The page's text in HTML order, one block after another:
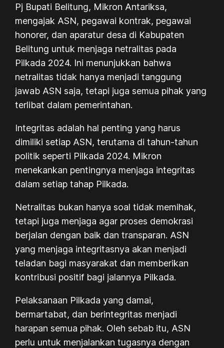
Pj Bupati Belitung, Mikron Antariksa,
mengajak ASN, pegawai kontrak, pegawai
honorer, dan aparatur desa di Kabupaten
Belitung untuk menjaga netralitas pada
Pilkada 2024. Ini menunjukkan bahwa
netralitas tidak hanya menjadi tanggung
jawab ASN saja, tetapi juga semua pihak yang
terlibat dalam pemerintahan.
Integritas adalah hal penting yang harus
dimiliki setiap ASN, terutama di tahun-tahun
politik seperti Pilkada 2024. Mikron
menekankan pentingnya menjaga integritas
dalam setiap tahap Pilkada.
Netralitas bukan hanya soal tidak memihak,
tetapi juga menjaga agar proses demokrasi
berjalan dengan baik dan transparan. ASN
yang menjaga integritasnya akan menjadi
teladan bagi masyarakat dan memberikan
kontribusi positif bagi jalannya Pilkada.
Pelaksanaan Pilkada yang damai,
bermartabat, dan berintegritas menjadi
harapan semua pihak. Oleh sebab itu, ASN
perlu untuk menjalankan tugasnya dengan